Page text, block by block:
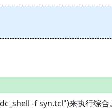
-f syn.tcl")来执行综合。